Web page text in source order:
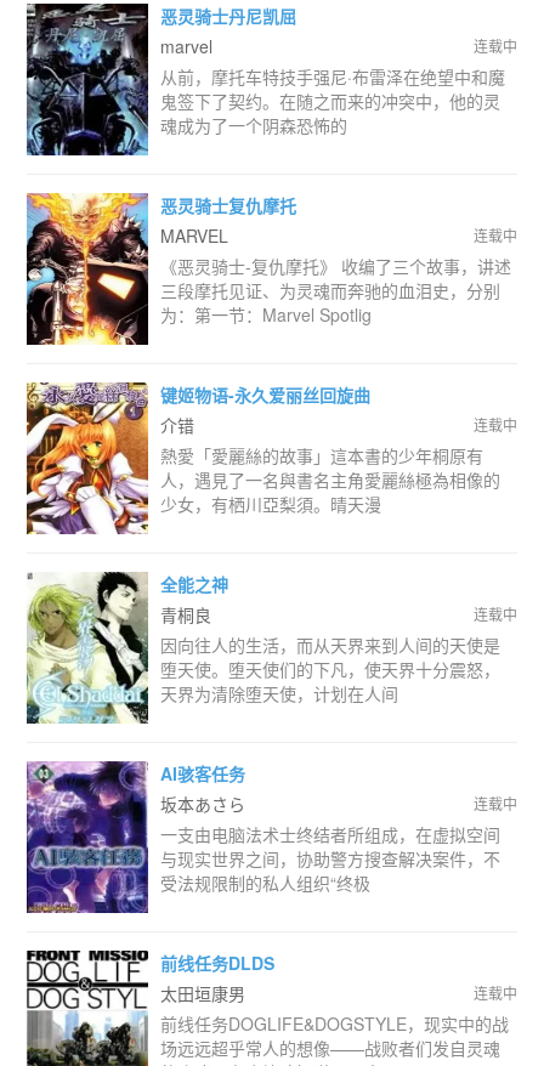
恶灵骑士丹尼凯屈
marvel
连载中
从前，摩托车特技手强尼·布雷泽在绝望中和魔
鬼签下了契约。在随之而来的冲突中，他的灵
魂成为了一个阴森恐怖的
恶灵骑士复仇摩托
MARVEL
连载中
《恶灵骑士-复仇摩托》 收编了三个故事，讲述
三段摩托见证、为灵魂而奔驰的血泪史，分别
为：第一节：Marvel Spotlig
键姬物语-永久爱丽丝回旋曲
介错
连载中
熱愛「愛麗絲的故事」這本書的少年桐原有
人，遇見了一名與書名主角愛麗絲極為相像的
少女，有栖川亞梨須。晴天漫
全能之神
青桐良
连载中
因向往人的生活，而从天界来到人间的天使是
堕天使。堕天使们的下凡，使天界十分震怒，
天界为清除堕天使，计划在人间
AI骇客任务
坂本あさら
连载中
一支由电脑法术士终结者所组成，在虚拟空间
与现实世界之间，协助警方搜查解决案件，不
受法规限制的私人组织“终极
前线任务DLDS
太田垣康男
连载中
前线任务DOGLIFE&DOGSTYLE，现实中的战
场远远超乎常人的想像——战败者们发自灵魂